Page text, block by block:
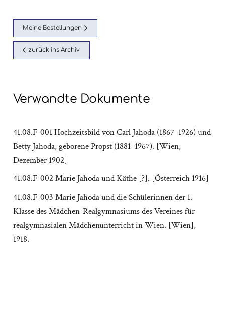
Meine Bestellungen
zurück ins Archiv
Verwandte Dokumente
41.08.F-001 Hochzeitsbild von Carl Jahoda (1867–1926) und
Betty Jahoda, geborene Propst (1881–1967). [Wien,
Dezember 1902]
41.08.F-002 Marie Jahoda und Käthe [?]. [Österreich 1916]
41.08.F-003 Marie Jahoda und die Schülerinnen der 1.
Klasse des Mädchen-Realgymnasiums des Vereines für
realgymnasialen Mädchenunterricht in Wien. [Wien],
1918.